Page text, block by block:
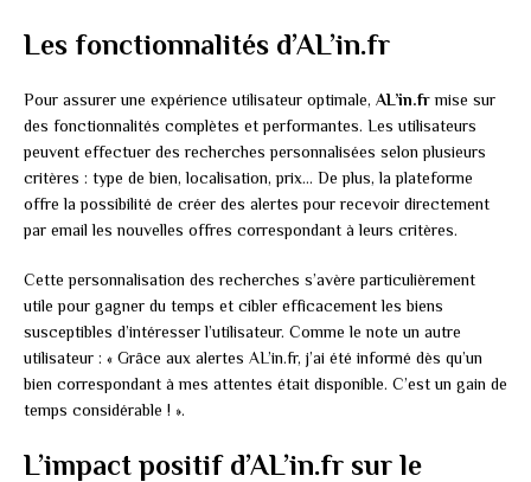
Les fonctionnalités d’AL’in.fr
Pour assurer une expérience utilisateur optimale, AL’in.frmise sur
des fonctionnalités complètes et performantes. Les utilisateurs
peuvent effectuer des recherches personnalisées selon plusieurs
critères : type de bien, localisation, prix… De plus, la plateforme
offre la possibilité de créer des alertes pour recevoir directement
par email les nouvelles offres correspondant à leurs critères.
Cette personnalisation des recherches s’avère particulièrement
utile pour gagner du temps et cibler efficacement les biens
susceptibles d’intéresser l’utilisateur. Comme le note un autre
utilisateur : « Grâce aux alertes AL’in.fr, j’ai été informé dès qu’un
bien correspondant à mes attentes était disponible. C’est un gain de
temps considérable ! ».
L’impact positif d’AL’in.fr sur le